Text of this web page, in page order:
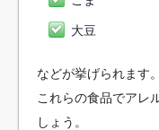
大豆
などが挙げられます。
これらの食品でアレ
しょう。